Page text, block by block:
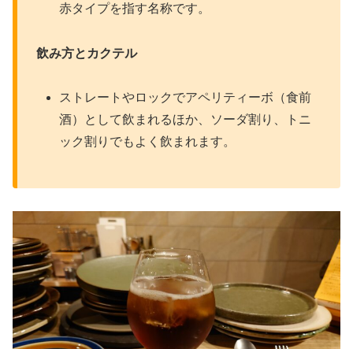
赤タイプを指す名称です。​
飲み方とカクテル
ストレートやロックでアペリティーボ（食前
酒）として飲まれるほか、ソーダ割り、トニ
ック割りでもよく飲まれます。